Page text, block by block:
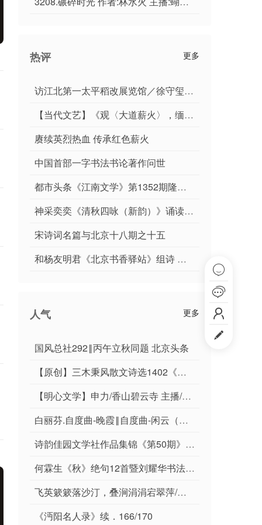
热评 更多
访江北第一太平稻改展览馆／徐守玺（山东省临沂市）
【当代文艺】《观〈大道薪火〉，缅怀伟人初心》作者：张北传
赓续英烈热血 传承红色薪火
中国首部一字书法书论著作问世
都市头条《江南文学》第1352期隆重推介何基础、覃创健等42位特约诗人同题吟唱题图诗《躲 雨》作品专辑
神采奕奕《清秋四咏（新韵）》诵读：孙守志 宋富黎
宋诗词名篇与北京十八期之十五
和杨友明君《北京书香驿站》组诗 诗人朱建美 中华诗经阁编委
人气 更多
国风总社292‖丙午立秋同题 北京头条
【原创】三木秉风散文诗选1402《飞英簌簌落沙汀，叠涧涓涓宕翠萍》
【明心文学】申力/香山碧云寺 主播/薇薇
白丽芬.自度曲-晚霞‖自度曲-闲云（原创首发）
诗韵佳园文学社作品集锦《第50期》-周刊
何霖生《秋》绝句12首暨刘耀华书法5幅唯美佳作欣赏∥中国桂林都市漓江诗书画社（第99期）
飞英簌簌落沙汀，叠涧涓涓宕翠萍/三木秉凤诗文选
《沔阳名人录》续．166/170



